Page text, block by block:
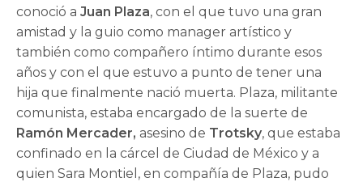
conoció aJuan Plaza, con el que tuvo una gran
amistad y la guio como manager artístico y
también como compañero íntimo durante esos
años y con el que estuvo a punto de tener una
hija que finalmente nació muerta. Plaza, militante
comunista, estaba encargado de la suerte de
Ramón Mercader, asesino de Trotsky, que estaba
confinado en la cárcel de Ciudad de México y a
quien Sara Montiel, en compañía de Plaza, pudo